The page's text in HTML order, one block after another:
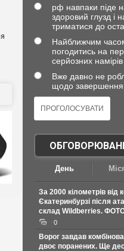
рф навпаки піде
здоровий глузд і
триматися до
Найближчим
погодитись на
серйозних
Вже давно не
щодо завершення
День
За 2000 кілометрів від
Єкатеринбурзі після
склад Wildberries.
0
Ворог завдав
двоє поранених. Ще